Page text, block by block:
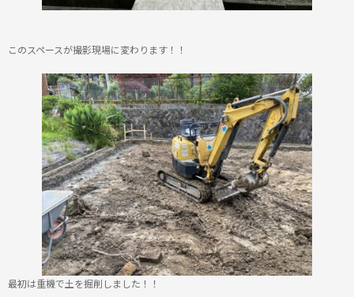
このスペースが撮影現場に変わります！！
最初は重機で土を掘削しました！！